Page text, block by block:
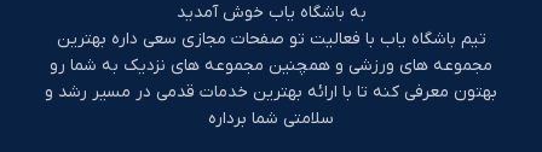
به باشگاه یاب خوش آمدید
تیم باشگاه یاب با فعالیت تو صفحات مجازی سعی داره بهترین
مجموعه های ورزشی و همچنین مجموعه های نزدیک به شما رو
بهتون معرفی کنه تا با ارائه بهترین خدمات قدمی در مسیر رشد و
سلامتی شما برداره